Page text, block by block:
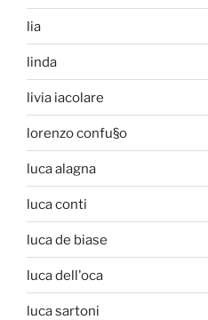
lia
linda
livia iacolare
lorenzo confu§o
luca alagna
luca conti
luca de biase
luca dell'oca
luca sartoni